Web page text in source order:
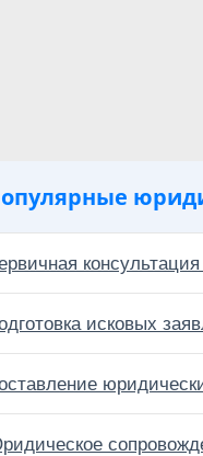
исковых